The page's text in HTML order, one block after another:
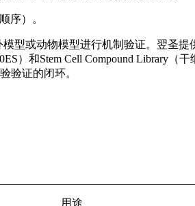
序）。
型或动物模型进行机制验证。翌圣提
）和Stem Cell Compound Library（干
验证的闭环。
用途